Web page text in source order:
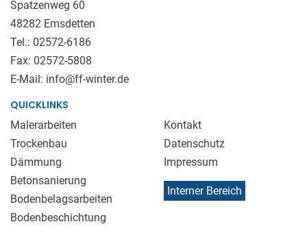
Spatzenweg 60
48282 Emsdetten
Tel.: 02572-6186
Fax: 02572-5808
E-Mail: info@ff-winter.de
QUICKLINKS
Malerarbeiten
Trockenbau
Dämmung
Betonsanierung
Bodenbelagsarbeiten
Bodenbeschichtung
Kontakt
Datenschutz
Impressum
Interner Bereich